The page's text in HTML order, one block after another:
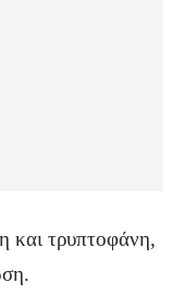
και τρυπτοφάνη,